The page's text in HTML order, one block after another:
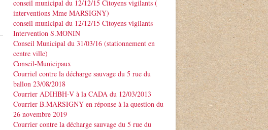
conseil municipal du 12/12/15 Citoyens vigilants (
interventions Mme MARSIGNY)
conseil municipal du 12/12/15 Citoyens vigilants
Intervention S.MONIN
Conseil Municipal du 31/03/16 (stationnement en
centre ville)
Conseil-Municipaux
Courriel contre la décharge sauvage du 5 rue du
ballon 23/08/2018
Courrier ADIHBH-V à la CADA du 12/03/2013
Courrier B.MARSIGNY en réponse à la question du
26 novembre 2019
Courrier contre la décharge sauvage du 5 rue du